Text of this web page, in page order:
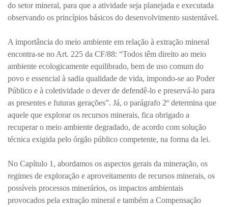
do setor mineral, para que a atividade seja planejada e executada
observando os princípios básicos do desenvolvimento sustentável.
A importância do meio ambiente em relação à extração mineral
encontra-se no Art. 225 da CF/88: “Todos têm direito ao meio
ambiente ecologicamente equilibrado, bem de uso comum do
povo e essencial à sadia qualidade de vida, impondo-se ao Poder
Público e à coletividade o dever de defendê-lo e preservá-lo para
as presentes e futuras gerações”. Já, o parágrafo 2º determina que
aquele que explorar os recursos minerais, fica obrigado a
recuperar o meio ambiente degradado, de acordo com solução
técnica exigida pelo órgão público competente, na forma da lei.
No Capítulo 1, abordamos os aspectos gerais da mineração, os
regimes de exploração e aproveitamento de recursos minerais, os
possíveis processos minerários, os impactos ambientais
provocados pela extração mineral e também a Compensação